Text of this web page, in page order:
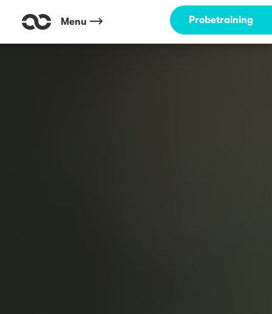
Menu Probetraining